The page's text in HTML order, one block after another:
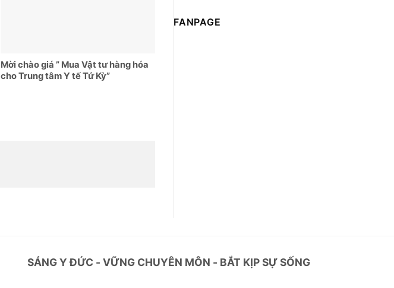
Mời chào giá ” Mua Vật tư hàng hóa
cho Trung tâm Y tế Tứ Kỳ”
FANPAGE
SÁNG Y ĐỨC - VỮNG CHUYÊN MÔN - BẮT KỊP SỰ SỐNG